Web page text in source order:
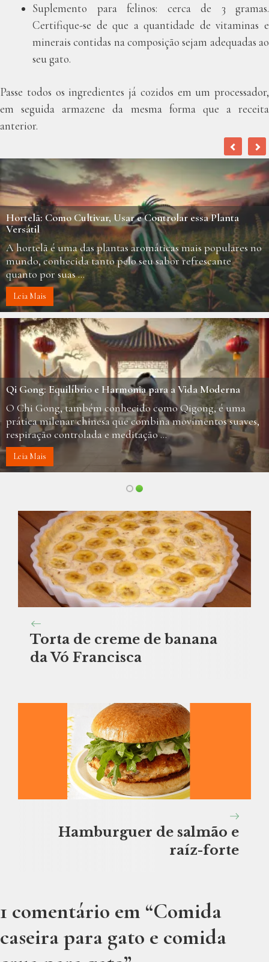
Suplemento para felinos: cerca de 3 gramas.
Certifique-se de que a quantidade de vitaminas e
minerais contidas na composição sejam adequadas ao
seu gato.
Passe todos os ingredientes já cozidos em um processador,
em seguida armazene da mesma forma que a receita
anterior.
Hortelã: Como Cultivar, Usar e Controlar essa Planta
Versátil
A hortelã é uma das plantas aromáticas mais populares no
mundo, conhecida tanto pelo seu sabor refrescante
quanto por suas ...
Leia Mais
Qi Gong: Equilíbrio e Harmonia para a Vida Moderna
O Chi Gong, também conhecido como Qigong, é uma
prática milenar chinesa que combina movimentos suaves,
respiração controlada e meditação ...
Leia Mais
Torta de creme de banana
da Vó Francisca
Hamburguer de salmão e
raíz-forte
1 comentário em “Comida
caseira para gato e comida